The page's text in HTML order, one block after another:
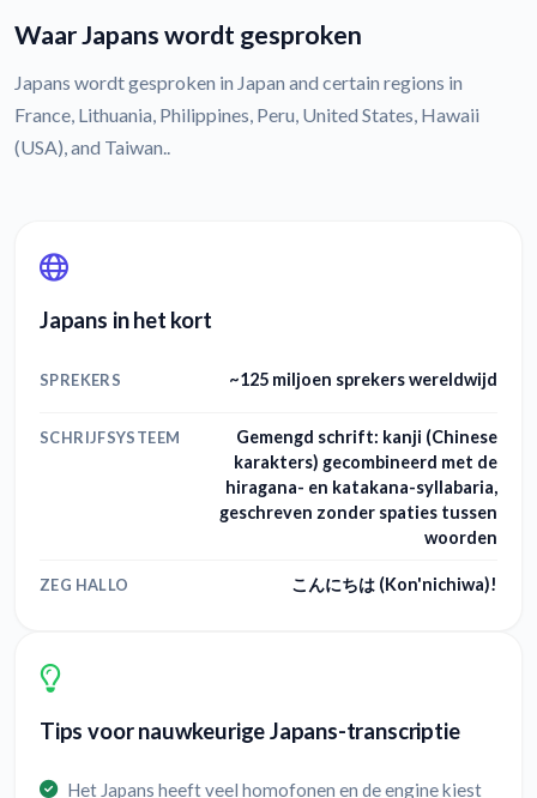
Waar Japans wordt gesproken
Japans wordt gesproken in Japan and certain regions in
France, Lithuania, Philippines, Peru, United States, Hawaii
(USA), and Taiwan..
Japans in het kort
SPREKERS ~125 miljoen sprekers wereldwijd
SCHRIJFSYSTEEM
Gemengd schrift: kanji (Chinese
karakters) gecombineerd met de
hiragana- en katakana-syllabaria,
geschreven zonder spaties tussen
woorden
ZEG HALLO こんにちは (Kon'nichiwa)!
Tips voor nauwkeurige Japans-transcriptie
Het Japans heeft veel homofonen en de engine kiest